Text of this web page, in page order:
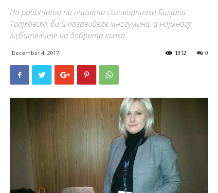
На работата на нашата соговорничка Билјана
Трајковска, би ѝ позавиделе многумина, а најмногу
љубителите на добрата капка
December 4, 2017 0
1312